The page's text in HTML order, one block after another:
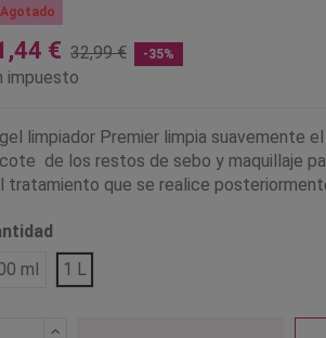
Agotado
€ 32,99 € -35%
impuesto
limpiador Premier limpia suavemente
de los restos de sebo y maquillaje
tratamiento que se realice
ml
1 L